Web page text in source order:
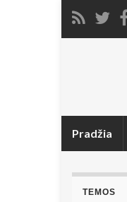
Pradžia
TEMOS